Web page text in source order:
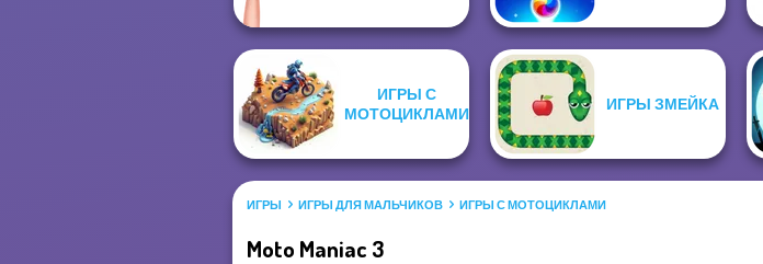
ИГРЫ С
МОТОЦИКЛАМИ
ИГРЫ ЗМЕЙКА
ИГРЫ ИГРЫ ДЛЯ МАЛЬЧИКОВ ИГРЫ С МОТОЦИКЛАМИ
Moto Maniac 3